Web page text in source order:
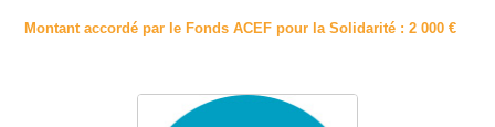
Montant accordé par le Fonds ACEF pour la Solidarité : 2 000 €